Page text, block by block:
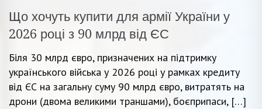
Що хочуть купити для армії України у
2026 році з 90 млрд від ЄС
Біля 30 млрд євро, призначених на підтримку
українського війська у 2026 році у рамках кредиту
від ЄС на загальну суму 90 млрд євро, витратять на
дрони (двома великими траншами), боєприпаси, […]